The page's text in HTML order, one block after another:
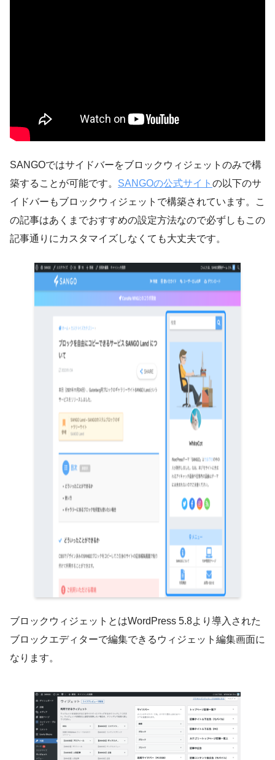
SANGOではサイドバーをブロックウィジェットのみで構
築することが可能です。 SANGOの公式サイト の以下のサ
イドバーもブロックウィジェットで構築されています。こ
の記事はあくまでおすすめの設定方法なので必ずしもこの
記事通りにカスタマイズしなくても大丈夫です。
ブロックウィジェットとはWordPress 5.8より導入された
ブロックエディターで編集できるウィジェット編集画面に
なります。